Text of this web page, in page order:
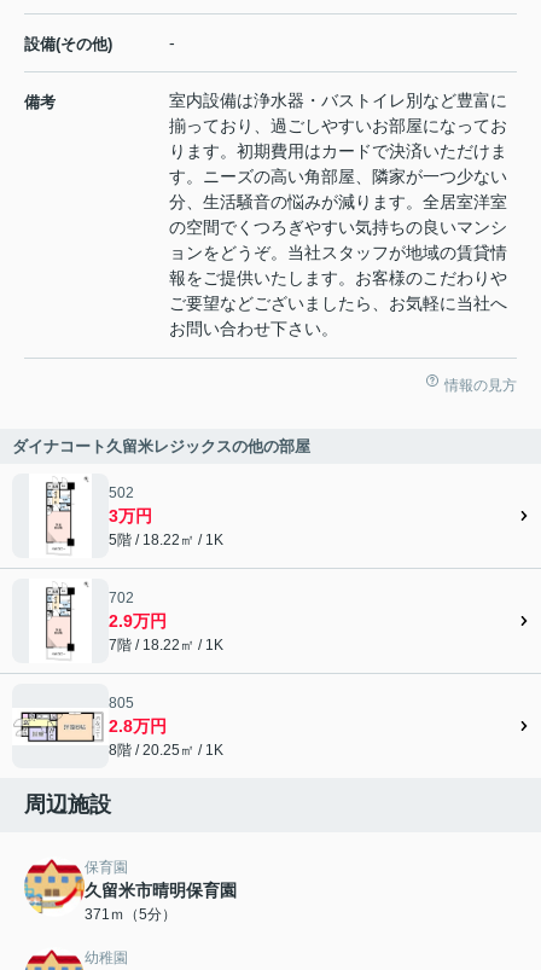
設備(その他) -
備考
室内設備は浄水器・バストイレ別など豊富に
揃っており、過ごしやすいお部屋になってお
ります。初期費用はカードで決済いただけま
す。ニーズの高い角部屋、隣家が一つ少ない
分、生活騒音の悩みが減ります。全居室洋室
の空間でくつろぎやすい気持ちの良いマンシ
ョンをどうぞ。当社スタッフが地域の賃貸情
報をご提供いたします。お客様のこだわりや
ご要望などございましたら、お気軽に当社へ
お問い合わせ下さい。
情報の見方
ダイナコート久留米レジックスの他の部屋
502
3万円
5階 / 18.22㎡ / 1K
702
2.9万円
7階 / 18.22㎡ / 1K
805
2.8万円
8階 / 20.25㎡ / 1K
周辺施設
保育園
久留米市晴明保育園
371ｍ（5分）
幼稚園